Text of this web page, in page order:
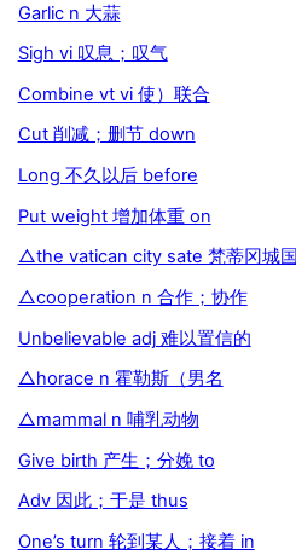
Garlic n 大蒜
Sigh vi 叹息；叹气
Combine vt vi 使）联合
Cut 削减；删节 down
Long 不久以后 before
Put weight 增加体重 on
△the vatican city sate 梵蒂冈城国
△cooperation n 合作；协作
Unbelievable adj 难以置信的
△horace n 霍勒斯（男名
△mammal n 哺乳动物
Give birth 产生；分娩 to
Adv 因此；于是 thus
One’s turn 轮到某人；接着 in